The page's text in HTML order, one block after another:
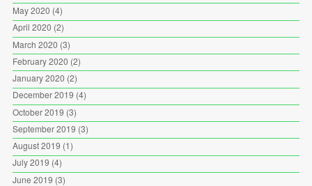
May 2020 (4)
April 2020 (2)
March 2020 (3)
February 2020 (2)
January 2020 (2)
December 2019 (4)
October 2019 (3)
September 2019 (3)
August 2019 (1)
July 2019 (4)
June 2019 (3)